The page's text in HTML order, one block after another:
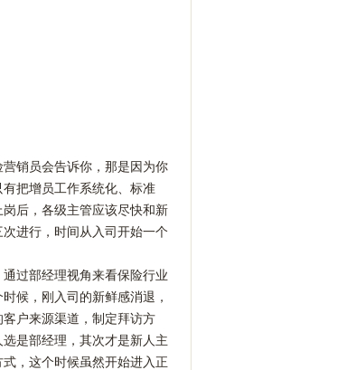
销员会告诉你，那是因为你
把增员工作系统化、标准
后，各级主管应该尽快和新
进行，时间从入司开始一个
过部经理视角来看保险行业
候，刚入司的新鲜感消退，
户来源渠道，制定拜访方
是部经理，其次才是新人主
，这个时候虽然开始进入正